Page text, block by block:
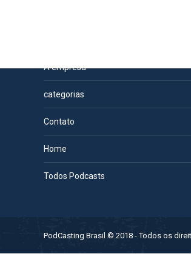
A empresa
categorias
Contato
Home
Todos Podcasts
PodCasting Brasil © 2018 - Todos os